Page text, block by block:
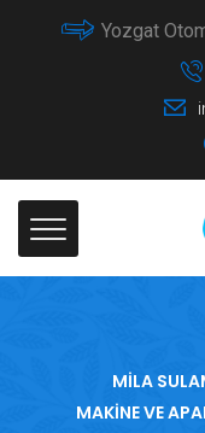
Yozgat
MILA
MAKINE VE